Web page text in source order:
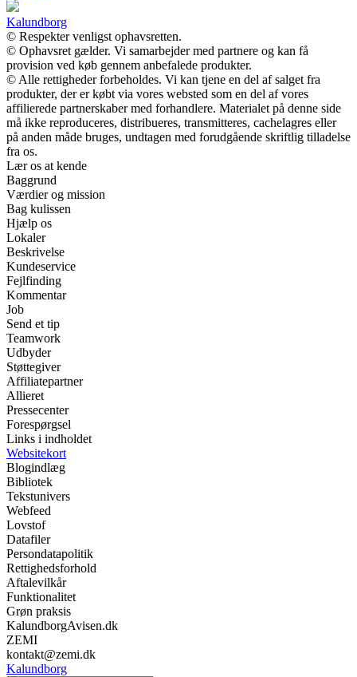
Kalundborg
© Respekter venligst ophavsretten.
© Ophavsret gælder. Vi samarbejder med partnere og kan få
provision ved køb gennem anbefalede produkter.
© Alle rettigheder forbeholdes. Vi kan tjene en del af salget fra
produkter, der er købt via vores websted som en del af vores
affilierede partnerskaber med forhandlere. Materialet på denne side
må ikke reproduceres, distribueres, transmitteres, cachelagres eller
på anden måde bruges, undtagen med forudgående skriftlig tilladelse
fra os.
Lær os at kende
Baggrund
Værdier og mission
Bag kulissen
Hjælp os
Lokaler
Beskrivelse
Kundeservice
Fejlfinding
Kommentar
Job
Send et tip
Teamwork
Udbyder
Støttegiver
Affiliatepartner
Allieret
Pressecenter
Forespørgsel
Links i indholdet
Websitekort
Blogindlæg
Bibliotek
Tekstunivers
Webfeed
Lovstof
Datafiler
Persondatapolitik
Rettighedsforhold
Aftalevilkår
Funktionalitet
Grøn praksis
KalundborgAvisen.dk
ZEMI
kontakt@zemi.dk
Kalundborg